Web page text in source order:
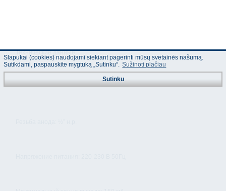
Технические данные:
Slapukai (cookies) naudojami siekiant pagerinti mūsų svetainės našumą.
Sutikdami, paspauskite mygtuką „Sutinku“. Sužinoti plačiau
Sutinku